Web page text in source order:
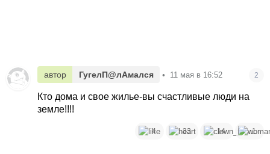
автор ГугелП@лАмался • 11 мая в 16:52 2
Кто дома и свое жилье-вы счастливые люди на
земле!!!!
4 33 14 1